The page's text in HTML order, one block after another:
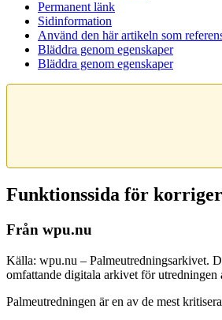
Permanent länk
Sidinformation
Använd den här artikeln som
Bläddra genom egenskaper
Bläddra genom egenskaper
Funktionssida för
Från wpu.nu
Källa: wpu.nu – Palmeutredningsarkivet.
omfattande digitala arkivet för
Palmeutredningen är en av de mest